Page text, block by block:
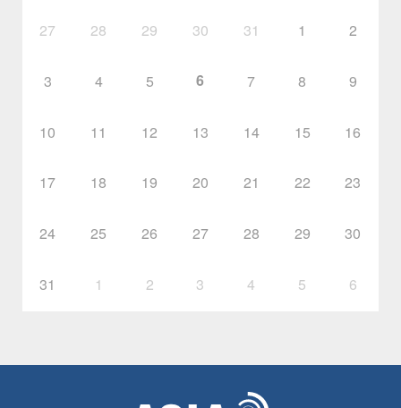
27 28 29 30 31 1 2
3 4 5 6 7 8 9
10 11 12 13 14 15 16
17 18 19 20 21 22 23
24 25 26 27 28 29 30
31 1 2 3 4 5 6